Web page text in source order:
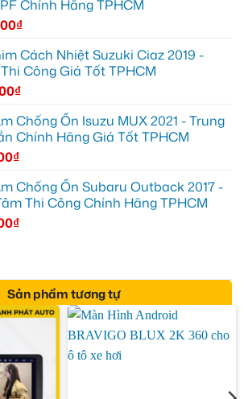
Chính Hãng TPHCM
₫
Cách Nhiệt Suzuki Ciaz 2019 -
Công Giá Tốt TPHCM
₫
Chống Ồn Isuzu MUX 2021 - Trung
Chính Hãng Giá Tốt TPHCM
₫
Chống Ồn Subaru Outback 2017 -
Thi Công Chính Hãng TPHCM
₫
Sản phẩm tương tự